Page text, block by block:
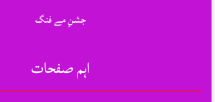
جشنِ مے فنگ
اہم صفحات